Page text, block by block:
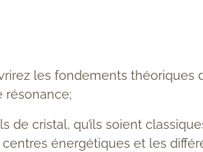
les fondements théoriques
résonance;
de cristal, qu’ils soient
énergétiques et les